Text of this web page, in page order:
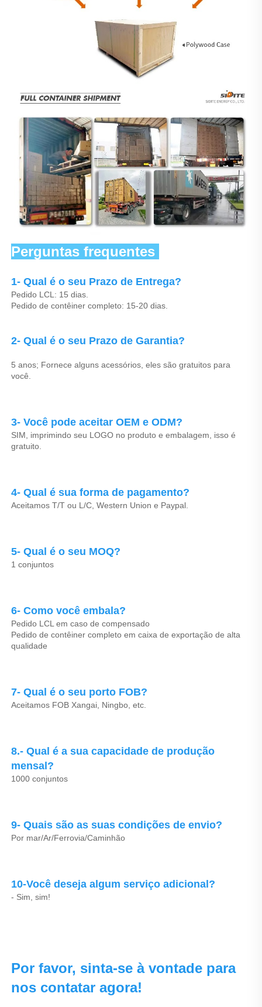
Perguntas frequentes
1- Qual é o seu Prazo de Entrega?
Pedido LCL: 15 dias.
Pedido de contêiner completo: 15-20 dias.
2- Qual é o seu Prazo de Garantia?
5 anos; Fornece alguns acessórios, eles são gratuitos para
você.
3- Você pode aceitar OEM e ODM?
SIM, imprimindo seu LOGO no produto e embalagem, isso é
gratuito.
4- Qual é sua forma de pagamento?
Aceitamos T/T ou L/C, Western Union e Paypal.
5- Qual é o seu MOQ?
1 conjuntos
6- Como você embala?
Pedido LCL em caso de compensado
Pedido de contêiner completo em caixa de exportação de alta
qualidade
7- Qual é o seu porto FOB?
Aceitamos FOB Xangai, Ningbo, etc.
8.- Qual é a sua capacidade de produção
mensal?
1000 conjuntos
9- Quais são as suas condições de envio?
Por mar/Ar/Ferrovia/Caminhão
10-Você deseja algum serviço adicional?
- Sim, sim!
Por favor, sinta-se à vontade para
nos contatar agora!